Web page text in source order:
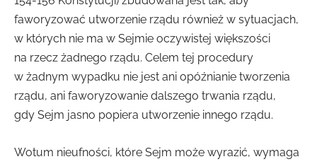
faworyzować utworzenie rządu również w sytuacjach,
w których nie ma w Sejmie oczywistej większości
na rzecz żadnego rządu. Celem tej procedury
w żadnym wypadku nie jest ani opóźnianie tworzenia
rządu, ani faworyzowanie dalszego trwania rządu,
gdy Sejm jasno popiera utworzenie innego rządu.
Wotum nieufności, które Sejm może wyrazić, wymaga